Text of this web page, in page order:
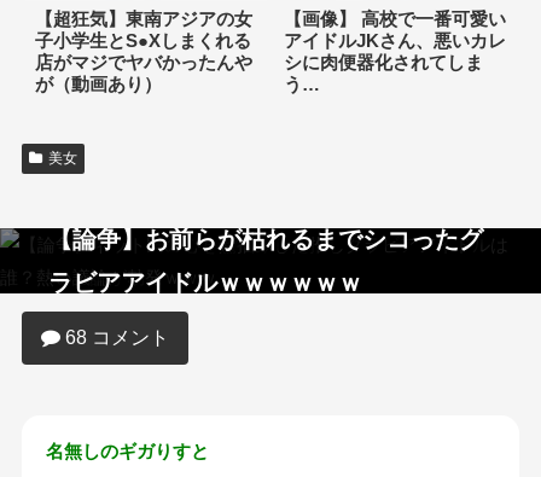
【超狂気】東南アジアの女
子小学生とS●Xしまくれる
店がマジでヤバかったんや
が（動画あり）
【画像】 高校で一番可愛い
アイドルJKさん、悪いカレ
シに肉便器化されてしま
う…
美女
【論争】お前らが枯れるまでシコったグ
ラビアアイドルｗｗｗｗｗｗ
68 コメント
名無しのギガりすと